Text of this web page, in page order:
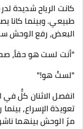
كانت الرياح شديدة
طبيعي. وبينما كانا
البعض، رفع الوحش
"أنت لست هو حقاً،
"لستُ هو!"
انفصل الاثنان كلٌّ
تعويذة الإسراع،
مرّ الوحش بينهما